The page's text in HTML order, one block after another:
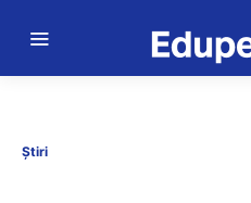
Știri